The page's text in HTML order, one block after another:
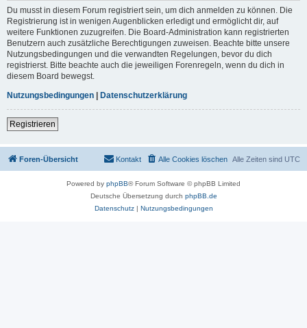
Du musst in diesem Forum registriert sein, um dich anmelden zu können. Die
Registrierung ist in wenigen Augenblicken erledigt und ermöglicht dir, auf
weitere Funktionen zuzugreifen. Die Board-Administration kann registrierten
Benutzern auch zusätzliche Berechtigungen zuweisen. Beachte bitte unsere
Nutzungsbedingungen und die verwandten Regelungen, bevor du dich
registrierst. Bitte beachte auch die jeweiligen Forenregeln, wenn du dich in
diesem Board bewegst.
Nutzungsbedingungen | Datenschutzerklärung
Registrieren
Foren-Übersicht Alle Zeiten sind UTC
Alle Cookies löschen
Kontakt
Powered by phpBB® Forum Software © phpBB Limited
Deutsche Übersetzung durch phpBB.de
Datenschutz| Nutzungsbedingungen